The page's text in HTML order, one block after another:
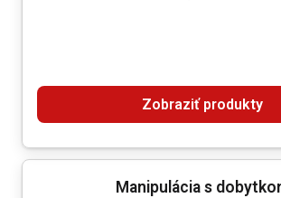
Zobraziť produkty
Manipulácia s